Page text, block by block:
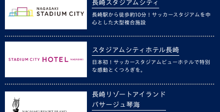
長崎スタジアムシティ
長崎駅から徒歩約10分！サッカースタジアムを中
心とした大型複合施設
スタジアムシティホテル長崎
日本初！サッカースタジアムビューホテルで特別
な感動とくつろぎを。
長崎リゾートアイランド
パサージュ琴海